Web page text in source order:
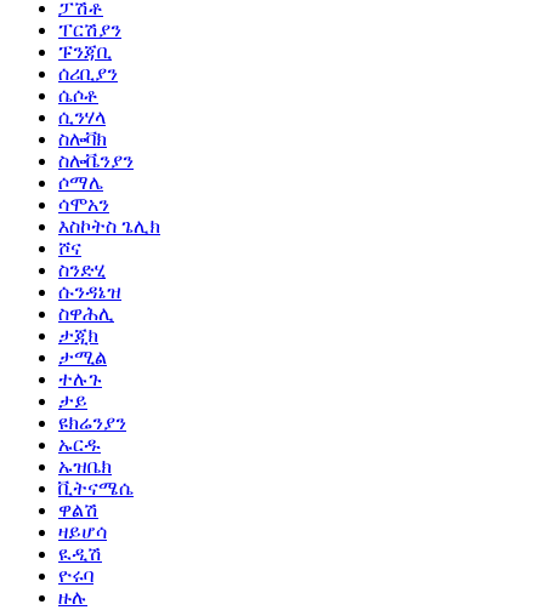
ፓሽቶ
ፐርሽያን
ፑንጃቢ
ሰሪቢያን
ሴሶቶ
ሲንሃላ
ስሎቫክ
ስሎቬንያን
ሶማሌ
ሳሞአን
እስኮትስ ጌሊክ
ሾና
ስንድሂ
ሱንዳኔዝ
ስዋሕሊ
ታጂክ
ታሚል
ተሉጉ
ታይ
ዩክሬንያን
ኡርዱ
ኡዝቤክ
ቪትናሜሴ
ዋልሽ
ዛይሆሳ
ዪዲሽ
ዮሩባ
ዙሉ